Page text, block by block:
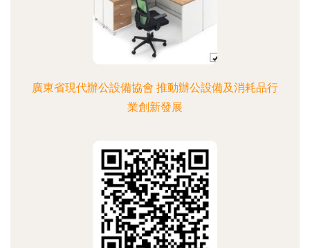
廣東省現代辦公設備協會 推動辦公設備及消耗品行
業創新發展